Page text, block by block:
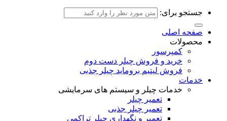
جستجو برای:
صفحه اصلی
محصولات
کمپرسور
خرید و فروش چیلر دست دوم
فروش لیتیم بروماید چیلر جذبی
خدمات
خدمات چیلر و سیستم های سرمایشی
تعمیر چیلر
تعمیر چیلر جذبی
تعمیر و نگهداری چیلر تراکمی